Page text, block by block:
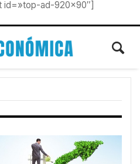
id=»top-ad-920×90″]